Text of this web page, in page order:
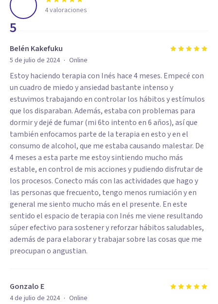
5
4valoraciones
Belén Kakefuku
5 de julio de 2024 · Online
Estoy haciendo terapia con Inés hace 4 meses. Empecé con
un cuadro de miedo y ansiedad bastante intenso y
estuvimos trabajando en controlar los hábitos y estímulos
que los disparaban. Además, estaba con problemas para
dormir y dejé de fumar (mi 6to intento en 6 años), así que
también enfocamos parte de la terapia en esto y en el
consumo de alcohol, que me estaba causando malestar. De
4 meses a esta parte me estoy sintiendo mucho más
estable, en control de mis acciones y pudiendo disfrutar de
los procesos. Conecto más con las actividades que hago y
las personas que frecuento, tengo menos rumiación y en
general me siento mucho más en el presente. En este
sentido el espacio de terapia con Inés me viene resultando
súper efectivo para sostener y reforzar hábitos saludables,
además de para elaborar y trabajar sobre las cosas que me
preocupan o angustian.
Gonzalo E
4 de julio de 2024 · Online